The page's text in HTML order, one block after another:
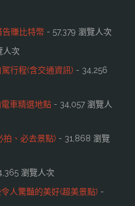
告賺比特幣 - 57,379 瀏覽人次
人次
行程(含交通資訊) - 34,256
電車精選地點 - 34,057 瀏覽人
拍、必去景點) - 31,868 瀏覽
瀏覽人次
人驚豔的美好(超美景點) -